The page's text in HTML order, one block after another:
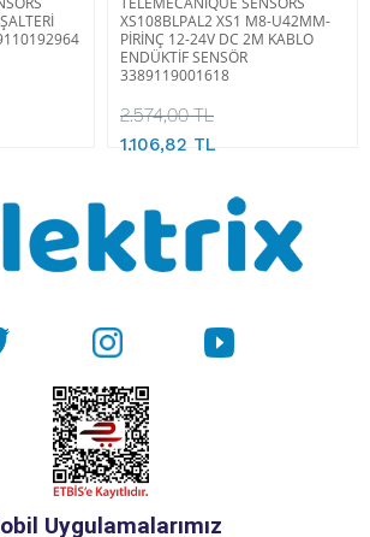
XS108BLPAL2 XS1 M8-U42MM-
PİRİNÇ 12-24V DC 2M KABLO
ENDÜKTİF SENSÖR
3389119001618
2.574,00 TL
1.106,82 TL
Uygulamalarımız